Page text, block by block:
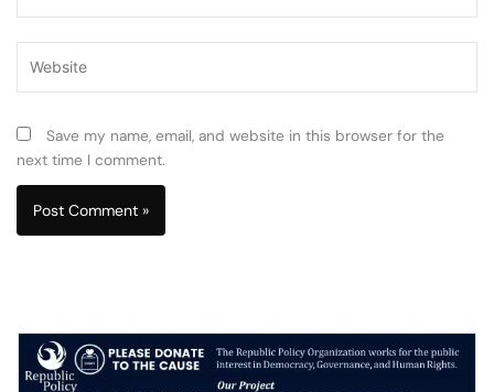
Save my name, email, and website in this browser for the
next time I comment.